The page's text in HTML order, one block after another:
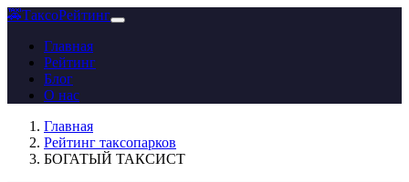
🚕ТаксоРейтинг
Главная
Рейтинг
Блог
О нас
Главная
Рейтинг таксопарков
БОГАТЫЙ ТАКСИСТ